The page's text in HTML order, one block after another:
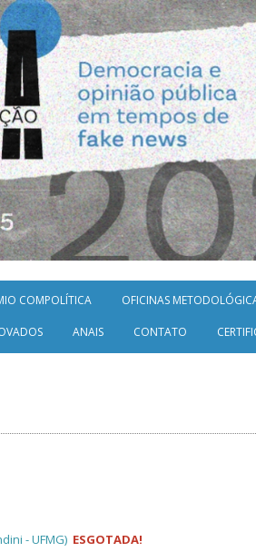
COMPOLÍTICA OFICINAS
ANAIS CONTATO
- UFMG) ESGOTADA!